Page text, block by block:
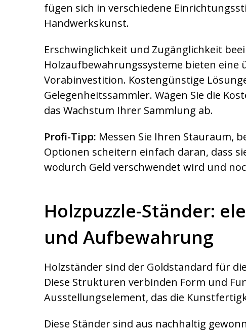
fügen sich in verschiedene
Handwerkskunst.
Erschwinglichkeit und Zugänglichkeit
Holzaufbewahrungssysteme bieten
Vorabinvestition. Kostengünstige
Gelegenheitssammler. Wägen Sie die
das Wachstum Ihrer Sammlung ab.
Profi-Tipp: Messen Sie Ihren Stauraum,
Optionen scheitern einfach daran, dass
wodurch Geld verschwendet wird und
Holzpuzzle-Ständer:
und Aufbewahrung
Holzständer sind der Goldstandard für
Diese Strukturen verbinden Form und
Ausstellungselement, das die
Diese Ständer sind aus nachhaltig